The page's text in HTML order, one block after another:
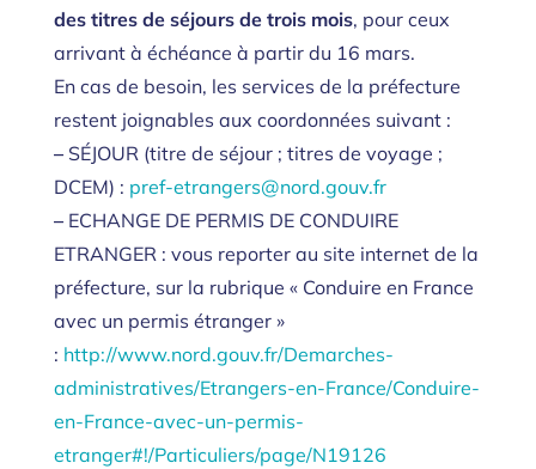
des titres de séjours de trois mois, pour ceux
arrivant à échéance à partir du 16 mars.
En cas de besoin, les services de la préfecture
restent joignables aux coordonnées suivant :
– SÉJOUR (titre de séjour ; titres de voyage ;
DCEM) : pref-etrangers@nord.gouv.fr
– ECHANGE DE PERMIS DE CONDUIRE
ETRANGER : vous reporter au site internet de la
préfecture, sur la rubrique « Conduire en France
avec un permis étranger »
: http://www.nord.gouv.fr/Demarches-
administratives/Etrangers-en-France/Conduire-
en-France-avec-un-permis-
etranger#!/Particuliers/page/N19126